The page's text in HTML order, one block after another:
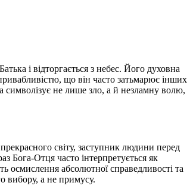
і відторгається з небес. Його духовна
що він часто затьмарює інших
символізує не лише зло, а й незламну волю,
світу, заступник людини перед
Бога-Отця часто інтерпретується як
осмислення абсолютної справедливості та
вибору, а не примусу.